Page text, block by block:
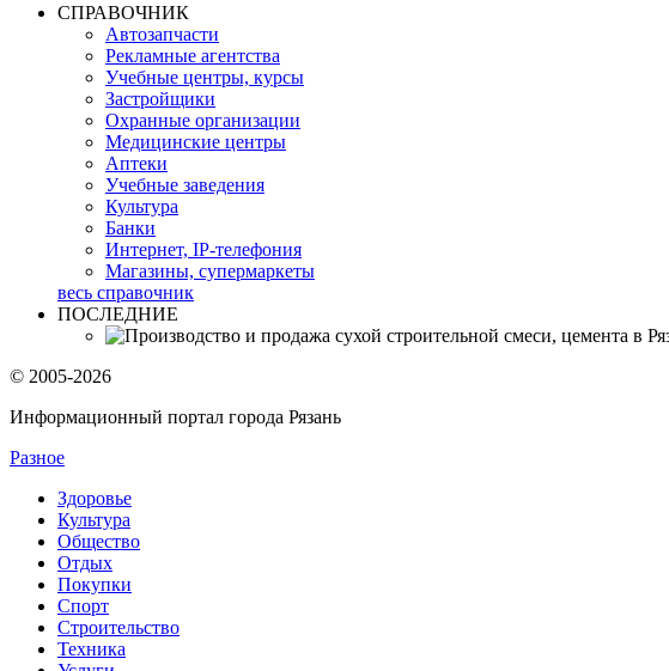
СПРАВОЧНИК
Автозапчасти
Рекламные агентства
Учебные центры, курсы
Застройщики
Охранные организации
Медицинские центры
Аптеки
Учебные заведения
Культура
Банки
Интернет, IP-телефония
Магазины, супермаркеты
весь справочник
ПОСЛЕДНИЕ
© 2005-2026
Информационный портал города Рязань
Разное
Здоровье
Культура
Общество
Отдых
Покупки
Спорт
Строительство
Техника